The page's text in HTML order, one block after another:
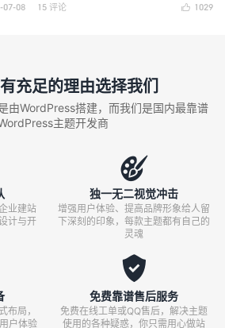
 1029
07-08 15 评论
充足的理由选择我们
由WordPress搭建，而我们是国内最靠谱
主题开发商
业建站
计与开

独一无二视觉冲击
增强用户体验、提高品牌形象给人留
下深刻的印象，每款主题都有自己的
灵魂
布局，
户体验

免费靠谱售后服务
免费在线工单或QQ售后，解决主题
使用的各种疑惑，你只需用心做站